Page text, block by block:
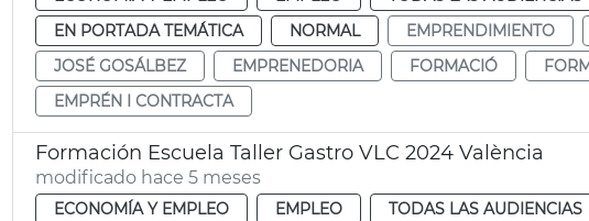
EN PORTADA TEMÁTICA
NORMAL EMPRENDIMIENTO
JOSÉ GOSÁLBEZ
EMPRENEDORIA FORMACIÓ
EMPRÉN I CONTRACTA
Formación Escuela Taller Gastro VLC 2024 València
modificado hace 5 meses
ECONOMÍA Y EMPLEO EMPLEO TODAS LAS AUDIENCIAS